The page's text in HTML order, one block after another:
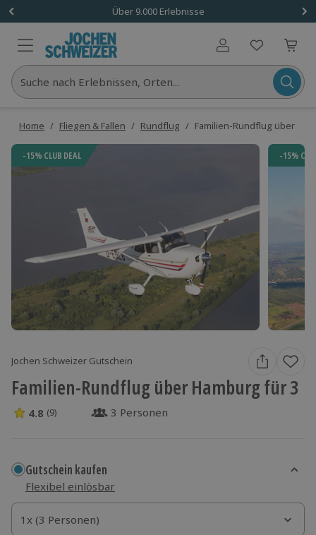
Über 9.000 Erlebnisse
Benutzerkonto
Suche nach Erlebnissen, Orten...
Home / Fliegen & Fallen / Rundflug / Familien-Rundflug über
-15% CLUB DEAL -15%
Jochen Schweizer Gutschein
Familien-Rundflug über Hamburg für 3
4.8 Sterne von 5 aus 9 Bewertungen
4.8 (9) 3 Personen
Gutschein kaufen
Flexibel einlösbar
1x (3 Personen)
1x (3 Personen)
1x (3 Personen)